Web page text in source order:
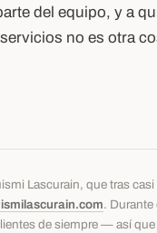
del equipo, y a
no es otra
Lascurain, que tras
.
de siempre — así